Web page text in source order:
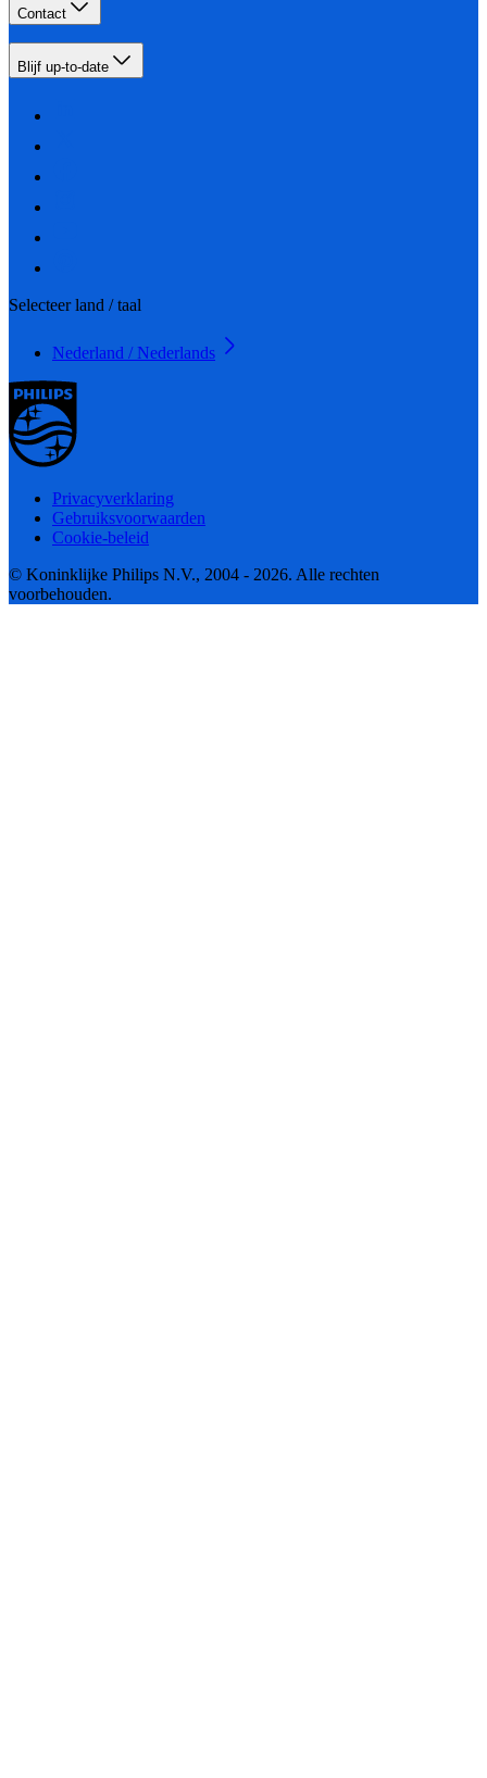
Contact
Blijf up-to-date
Selecteer land / taal
Nederland / Nederlands
Privacyverklaring
Gebruiksvoorwaarden
Cookie-beleid
© Koninklijke Philips N.V., 2004 - 2026. Alle rechten
voorbehouden.